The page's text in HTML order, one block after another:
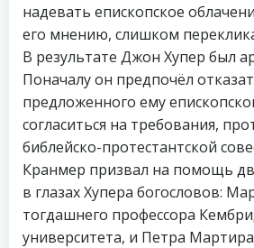
надевать епископское
его мнению, слишком
В результате Джон Хупер был
Поначалу он предпочёл
предложенного ему
согласиться на требования,
библейско-протестантской
Кранмер призвал на помощь
в глазах Хупера богословов:
тогдашнего профессора
университета, и Петра